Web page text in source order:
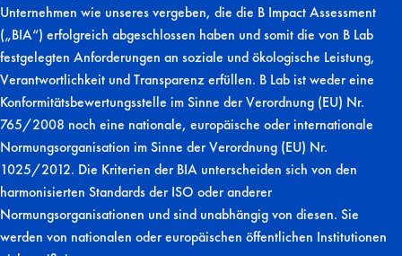
Unternehmen wie unseres vergeben, die die B Impact Assessment
(„BIA“) erfolgreich abgeschlossen haben und somit die von B Lab
festgelegten Anforderungen an soziale und ökologische Leistung,
Verantwortlichkeit und Transparenz erfüllen. B Lab ist weder eine
Konformitätsbewertungsstelle im Sinne der Verordnung (EU) Nr.
765/2008 noch eine nationale, europäische oder internationale
Normungsorganisation im Sinne der Verordnung (EU) Nr.
1025/2012. Die Kriterien der BIA unterscheiden sich von den
harmonisierten Standards der ISO oder anderer
Normungsorganisationen und sind unabhängig von diesen. Sie
werden von nationalen oder europäischen öffentlichen Institutionen